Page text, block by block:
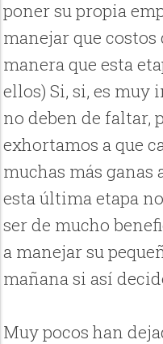
poner su propia
manejar que
manera que esta
ellos) Si, si, es muy
no deben de faltar,
exhortamos a que
muchas más ganas
esta última etapa
ser de mucho
a manejar su
mañana si así
Muy pocos han